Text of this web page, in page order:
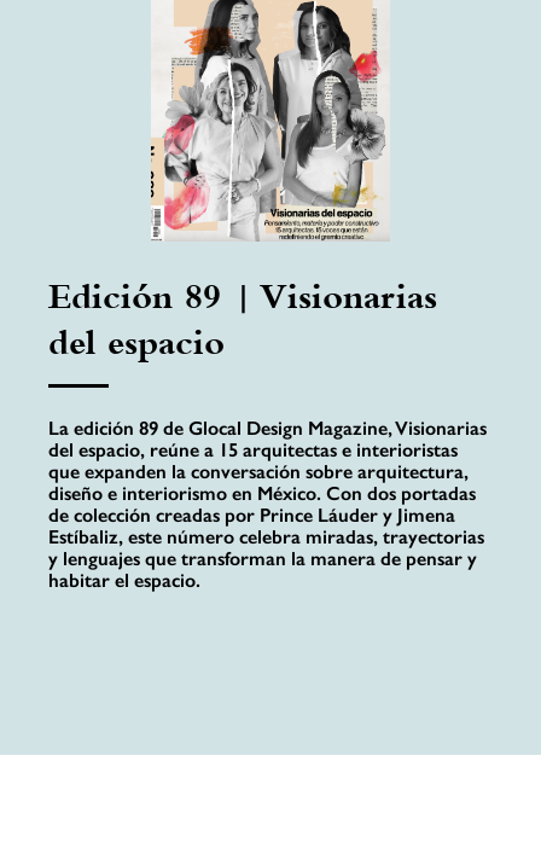
Edición 89 | Visionarias
del espacio
La edición 89 de Glocal Design Magazine, Visionarias
del espacio, reúne a 15 arquitectas e interioristas
que expanden la conversación sobre arquitectura,
diseño e interiorismo en México. Con dos portadas
de colección creadas por Prince Láuder y Jimena
Estíbaliz, este número celebra miradas, trayectorias
y lenguajes que transforman la manera de pensar y
habitar el espacio.